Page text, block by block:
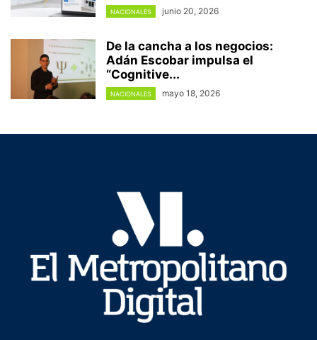
NACIONALES junio 20, 2026
De la cancha a los negocios:
Adán Escobar impulsa el
“Cognitive...
NACIONALES mayo 18, 2026